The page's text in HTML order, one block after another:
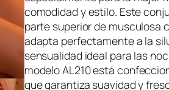
comodidad y estilo. Este
parte superior de musculosa
adapta perfectamente a la
sensualidad ideal para las
modelo AL210 está
que garantiza suavidad y